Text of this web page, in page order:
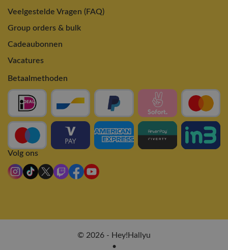
Veelgestelde Vragen (FAQ)
Group orders & bulk
Cadeaubonnen
Vacatures
Betaalmethoden
Volg ons
© 2026 - Hey!Hallyu
•